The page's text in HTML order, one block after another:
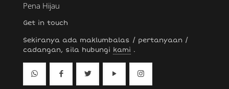
Pena Hijau
Get in touch
Sekiranya ada maklumbalas / pertanyaan /
cadangan, sila hubungi kami .